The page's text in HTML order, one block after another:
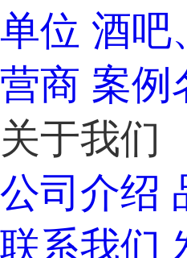
单位 酒吧
营商 案例
关于我们
公司介绍
联系我们